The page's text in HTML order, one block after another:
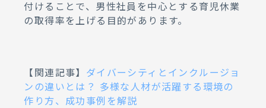
付けることで、男性社員を中心とする育児休業
の取得率を上げる目的があります。
【関連記事】 ダイバーシティとインクルージョ
ンの違いとは？ 多様な人材が活躍する環境の
作り方、成功事例を解説